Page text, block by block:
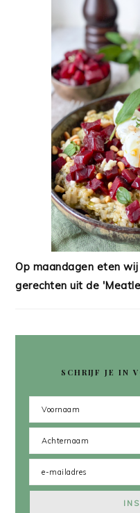
Op maandagen eten
gerechten uit de
SCHRIJF JE IN